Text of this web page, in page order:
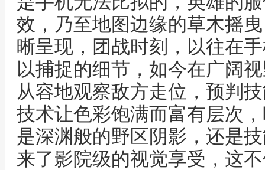
效，乃至地图边缘的草木摇
晰呈现，团战时刻，以往在
以捕捉的细节，如今在广阔
从容地观察敌方走位，预判
技术让色彩饱满而富有层次
是深渊般的野区阴影，还是
来了影院级的视觉享受，这